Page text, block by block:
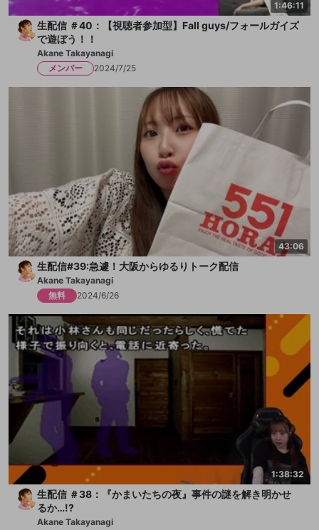
1:46:11
生配信 ＃40：【視聴者参加型】Fall guys/フォールガイズ
で遊ぼう！！
Akane Takayanagi
メンバー
2024/7/25
43:06
生配信#39:急遽！大阪からゆるりトーク配信
Akane Takayanagi
無料
2024/6/26
1:38:32
生配信 ＃38：『かまいたちの夜』事件の謎を解き明かせ
るか…!?
Akane Takayanagi